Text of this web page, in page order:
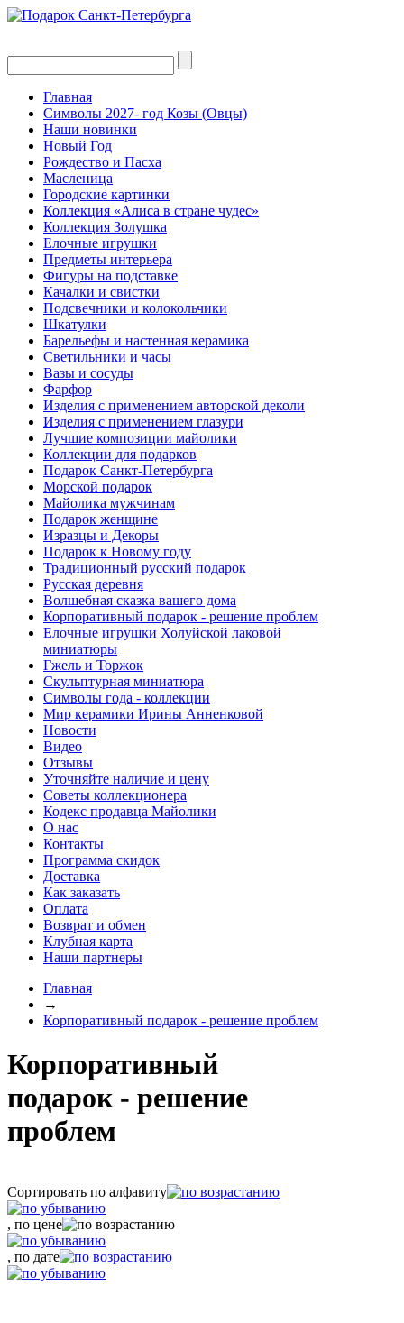
Главная
Символы 2027- год Козы (Овцы)
Наши новинки
Новый Год
Рождество и Пасха
Масленица
Городские картинки
Коллекция «Алиса в стране чудес»
Коллекция Золушка
Елочные игрушки
Предметы интерьера
Фигуры на подставке
Качалки и свистки
Подсвечники и колокольчики
Шкатулки
Барельефы и настенная керамика
Светильники и часы
Вазы и сосуды
Фарфор
Изделия с применением авторской деколи
Изделия с применением глазури
Лучшие композиции майолики
Коллекции для подарков
Подарок Санкт-Петербурга
Морской подарок
Майолика мужчинам
Подарок женщине
Изразцы и Декоры
Подарок к Новому году
Традиционный русский подарок
Русская деревня
Волшебная сказка вашего дома
Корпоративный подарок - решение проблем
Елочные игрушки Холуйской лаковой
миниатюры
Гжель и Торжок
Скульптурная миниатюра
Символы года - коллекции
Мир керамики Ирины Анненковой
Новости
Видео
Отзывы
Уточняйте наличие и цену
Советы коллекционера
Кодекс продавца Майолики
О нас
Контакты
Программа скидок
Доставка
Как заказать
Оплата
Возврат и обмен
Клубная карта
Наши партнеры
Главная
→
Корпоративный подарок - решение проблем
Корпоративный
подарок - решение
проблем
Сортировать по алфавиту
, по цене
, по дате